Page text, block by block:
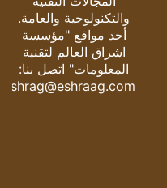
والتكنولوجية والعامة.
أحد مواقع "مؤسسة
اشراق العالم لتقنية
المعلومات" اتصل بنا:
eshrag@eshraag.com